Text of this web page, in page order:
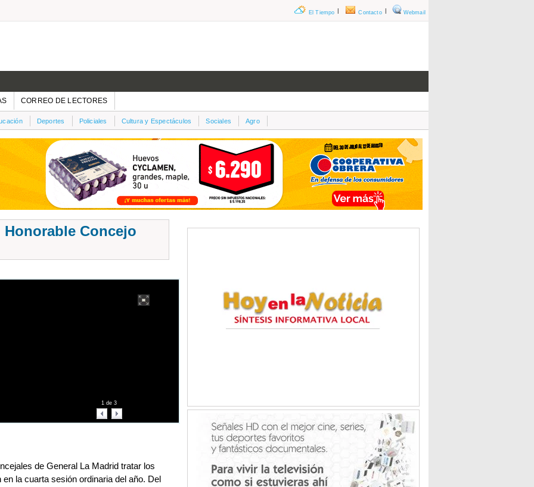
Webmail
|
Contacto
|
El Tiempo
CORREO DE LECTORES
Deportes Policiales Cultura y Espectáculos Sociales Agro
Concejo
1 de 3
de General La Madrid tratar los
la cuarta sesión ordinaria del año. Del